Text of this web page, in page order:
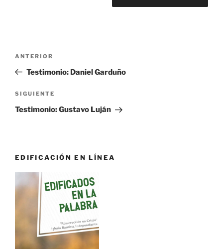
entradas
Entrada
anterior:
ANTERIOR
Testimonio: Daniel Garduño
Siguiente
entrada
SIGUIENTE
Testimonio: Gustavo Luján
EDIFICACIÓN EN LÍNEA